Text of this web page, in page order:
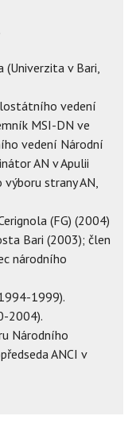
(Univerzita v Bari,
vedení
MSI-DN ve
vedení Národní
AN v Apulii
strany AN,
(FG) (2004)
Bari (2003); člen
národního
1999).
2004).
Národního
ANCI v